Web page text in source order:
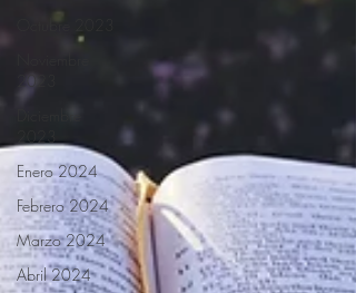
Octubre 2023
2023
2023
Enero 2024
Febrero 2024
Marzo 2024
Abril 2024